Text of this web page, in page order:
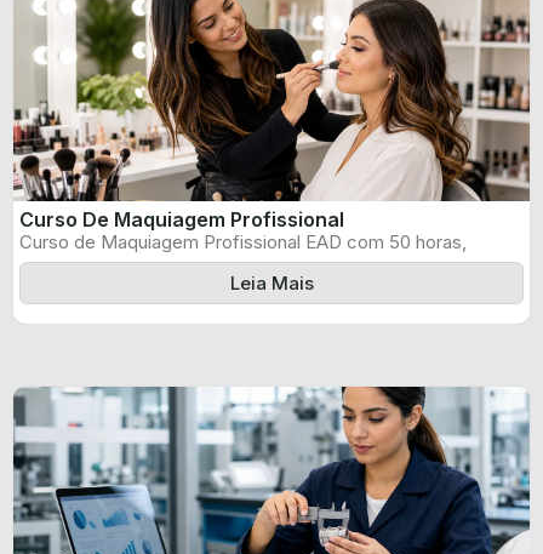
Curso De Maquiagem Profissional
Curso de Maquiagem Profissional EAD com 50 horas,
certificado informado pelo produtor e ...
Leia Mais